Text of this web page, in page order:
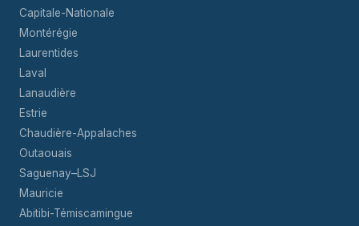
Capitale-Nationale
Montérégie
Laurentides
Laval
Lanaudière
Estrie
Chaudière-Appalaches
Outaouais
Saguenay–LSJ
Mauricie
Abitibi-Témiscamingue